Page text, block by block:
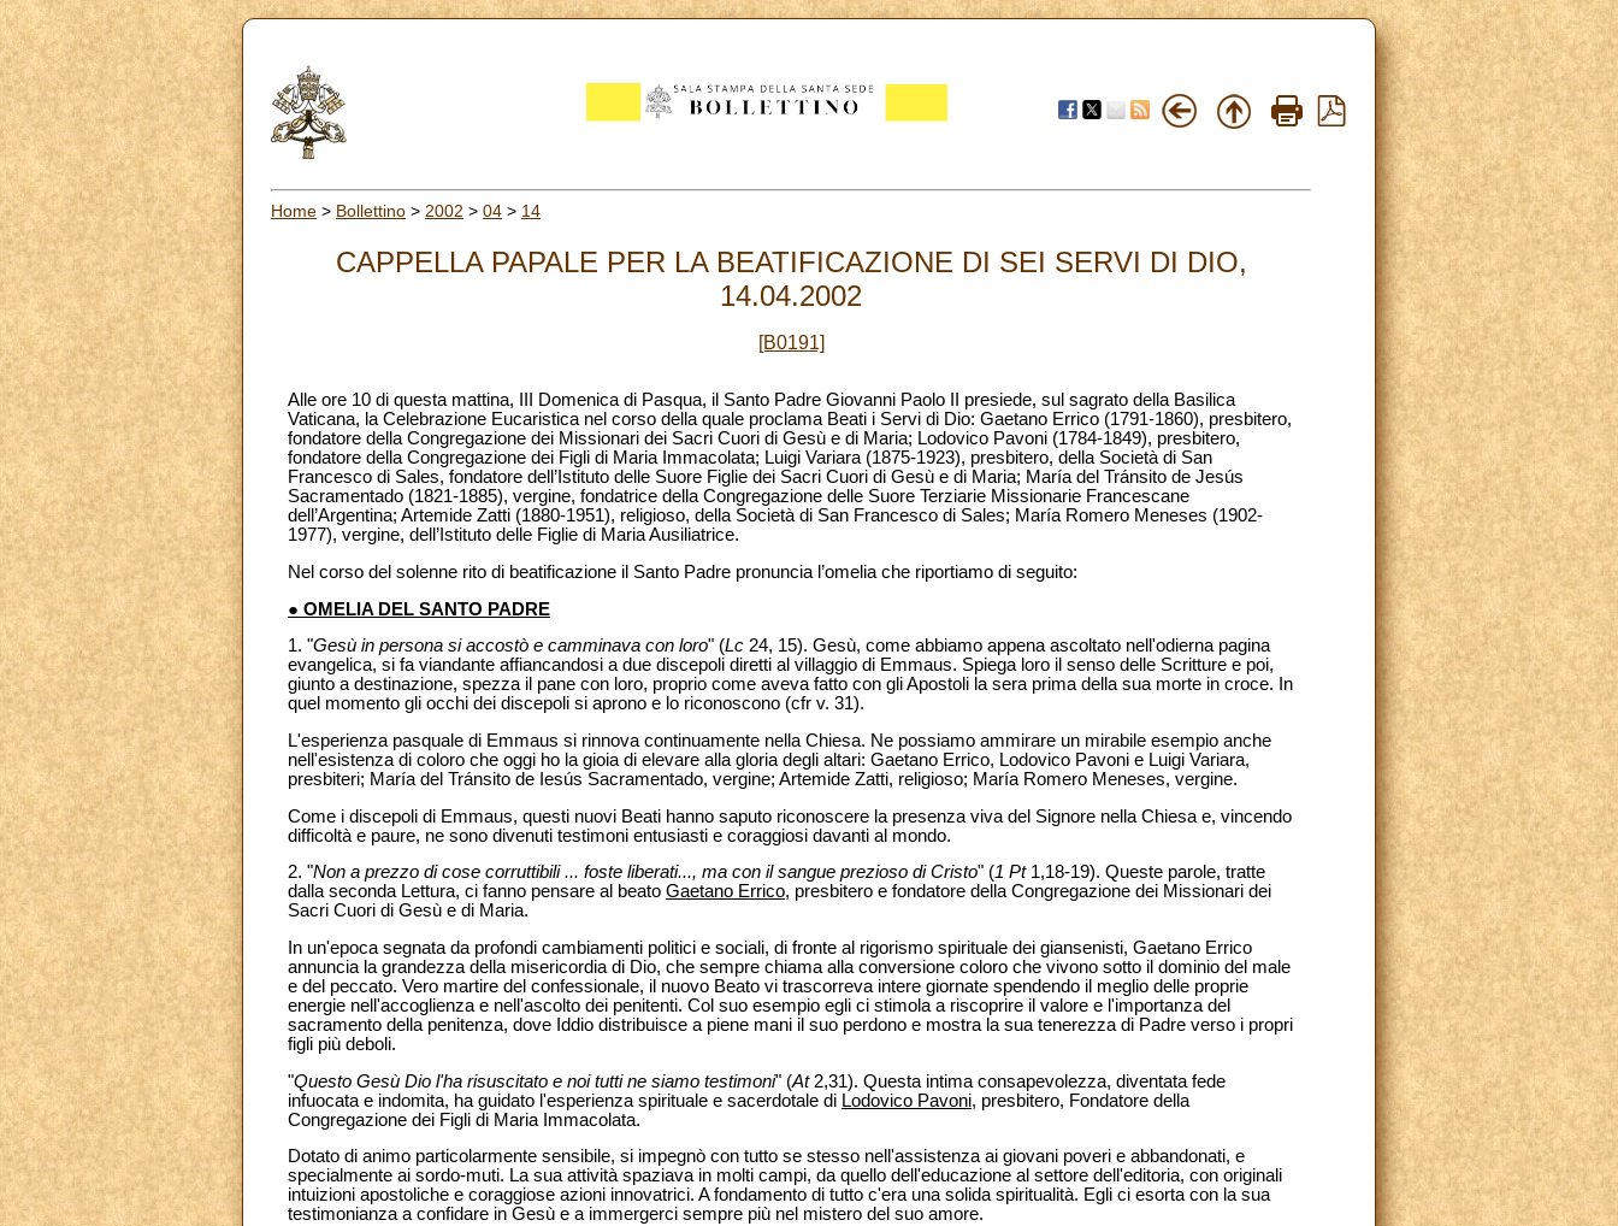
Home > Bollettino > 2002 > 04 > 14
CAPPELLA PAPALE PER LA BEATIFICAZIONE DI SEI SERVI DI DIO,
14.04.2002
[B0191]
Alle ore 10 di questa mattina, III Domenica di Pasqua, il Santo Padre Giovanni Paolo II presiede, sul sagrato della Basilica
Vaticana, la Celebrazione Eucaristica nel corso della quale proclama Beati i Servi di Dio: Gaetano Errico (1791-1860), presbitero,
fondatore della Congregazione dei Missionari dei Sacri Cuori di Gesù e di Maria; Lodovico Pavoni (1784-1849), presbitero,
fondatore della Congregazione dei Figli di Maria Immacolata; Luigi Variara (1875-1923), presbitero, della Società di San
Francesco di Sales, fondatore dell’Istituto delle Suore Figlie dei Sacri Cuori di Gesù e di Maria; María del Tránsito de Jesús
Sacramentado (1821-1885), vergine, fondatrice della Congregazione delle Suore Terziarie Missionarie Francescane
dell’Argentina; Artemide Zatti (1880-1951), religioso, della Società di San Francesco di Sales; María Romero Meneses (1902-
1977), vergine, dell’Istituto delle Figlie di Maria Ausiliatrice.
Nel corso del solenne rito di beatificazione il Santo Padre pronuncia l’omelia che riportiamo di seguito:
● OMELIA DEL SANTO PADRE
1. "Gesù in persona si accostò e camminava con loro" (Lc 24, 15). Gesù, come abbiamo appena ascoltato nell'odierna pagina
evangelica, si fa viandante affiancandosi a due discepoli diretti al villaggio di Emmaus. Spiega loro il senso delle Scritture e poi,
giunto a destinazione, spezza il pane con loro, proprio come aveva fatto con gli Apostoli la sera prima della sua morte in croce. In
quel momento gli occhi dei discepoli si aprono e lo riconoscono (cfr v. 31).
L'esperienza pasquale di Emmaus si rinnova continuamente nella Chiesa. Ne possiamo ammirare un mirabile esempio anche
nell'esistenza di coloro che oggi ho la gioia di elevare alla gloria degli altari: Gaetano Errico, Lodovico Pavoni e Luigi Variara,
presbiteri; María del Tránsito de Iesús Sacramentado, vergine; Artemide Zatti, religioso; María Romero Meneses, vergine.
Come i discepoli di Emmaus, questi nuovi Beati hanno saputo riconoscere la presenza viva del Signore nella Chiesa e, vincendo
difficoltà e paure, ne sono divenuti testimoni entusiasti e coraggiosi davanti al mondo.
2. "Non a prezzo di cose corruttibili ... foste liberati..., ma con il sangue prezioso di Cristo" (1 Pt1,18-19). Queste parole, tratte
dalla seconda Lettura, ci fanno pensare al beato Gaetano Errico, presbitero e fondatore della Congregazione dei Missionari dei
Sacri Cuori di Gesù e di Maria.
In un'epoca segnata da profondi cambiamenti politici e sociali, di fronte al rigorismo spirituale dei giansenisti, Gaetano Errico
annuncia la grandezza della misericordia di Dio, che sempre chiama alla conversione coloro che vivono sotto il dominio del male
e del peccato. Vero martire del confessionale, il nuovo Beato vi trascorreva intere giornate spendendo il meglio delle proprie
energie nell'accoglienza e nell'ascolto dei penitenti. Col suo esempio egli ci stimola a riscoprire il valore e l'importanza del
sacramento della penitenza, dove Iddio distribuisce a piene mani il suo perdono e mostra la sua tenerezza di Padre verso i propri
figli più deboli.
"Questo Gesù Dio l'ha risuscitato e noi tutti ne siamo testimoni" (At2,31). Questa intima consapevolezza, diventata fede
infuocata e indomita, ha guidato l'esperienza spirituale e sacerdotale di Lodovico Pavoni, presbitero, Fondatore della
Congregazione dei Figli di Maria Immacolata.
Dotato di animo particolarmente sensibile, si impegnò con tutto se stesso nell'assistenza ai giovani poveri e abbandonati, e
specialmente ai sordo-muti. La sua attività spaziava in molti campi, da quello dell'educazione al settore dell'editoria, con originali
intuizioni apostoliche e coraggiose azioni innovatrici. A fondamento di tutto c'era una solida spiritualità. Egli ci esorta con la sua
testimonianza a confidare in Gesù e a immergerci sempre più nel mistero del suo amore.